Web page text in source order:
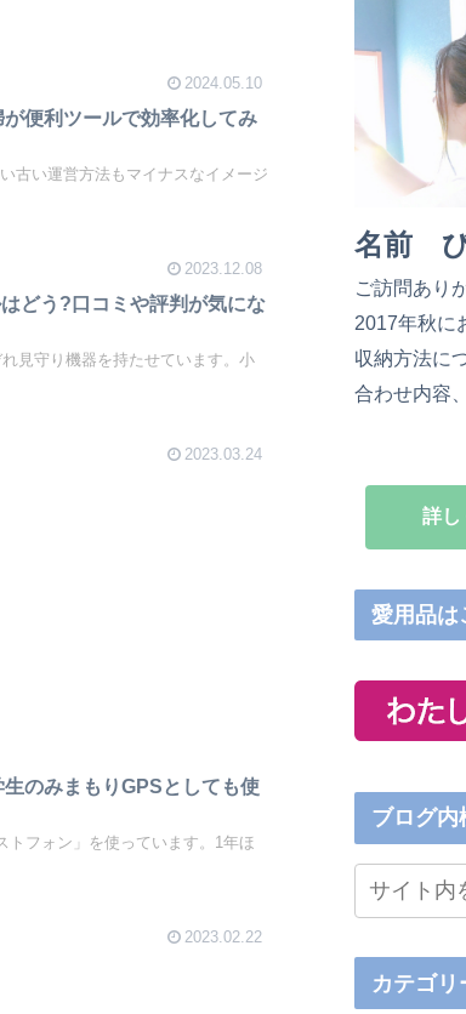
2024.05.10
便利ツールで効率化してみ
古い運営方法もマイナスなイメージ
2023.12.08
どう?口コミや評判が気にな
見守り機器を持たせています。小
2023.03.24
のみまもりGPSとしても使
フォン」を使っています。1年ほ
2023.02.22
名前
ご訪問あり
2017年秋に
収納方法に
合わせ内容
詳し
愛用品は
ブログ内
カテゴリ